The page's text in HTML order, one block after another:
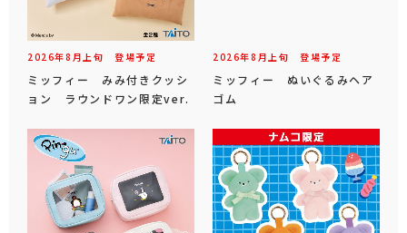
2026年8 月 上旬 登場予定
ミッフィー みみ付きクッシ
ョン ラウンドワン限定ver.
2026年8 月 上旬 登場予定
ミッフィー ぬいぐるみヘア
ゴム